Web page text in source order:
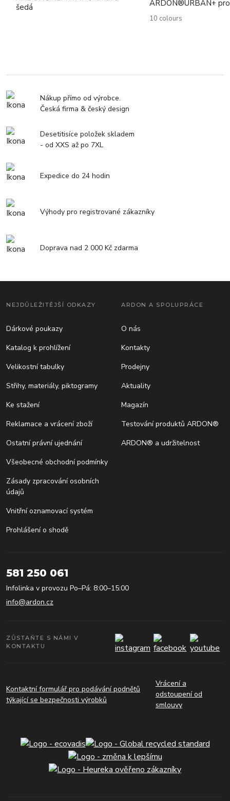
šedá
ARDON®URBAN+
10 colours
Nákup přímo od výrobce.
Česká firma & český design
Desetitisíce položek skladem
- od XXS až po 7XL
Expedice do 24 hodin
Výhody pro registrované zákazníky
Doprava nad 2 000 Kč zdarma
NEJDŮLEŽITĚJŠÍ ODKAZY
Dárkové poukazy
Katalog k prohlížení
Velikostní tabulky
Střihy, materiály, piktogramy
Ke stažení
Reklamace a vrácení zboží
Ostatní právní ujednání
Všeobecné obchodní podmínky
Zásady zpracování osobních
údajů
Vnitřní oznamovací systém
Prohlášení o shodě
ARDON A SPOLUPRÁCE
O nás
Kontakty
Prodejny
Aktuality
Magazín
Testování produktů ARDON®
ARDON® a udržitelnost
581 250 061
Infolinka v provozu Po–Pá: 8:00–15:00
info@ardon.cz
ZŮSTAŇTE S NÁMI V
KONTAKTU
Kontaktní formulář pro podávání podnětů
týkající se bezpečnosti výrobků
Vrácení a
odstoupení od
smlouvy